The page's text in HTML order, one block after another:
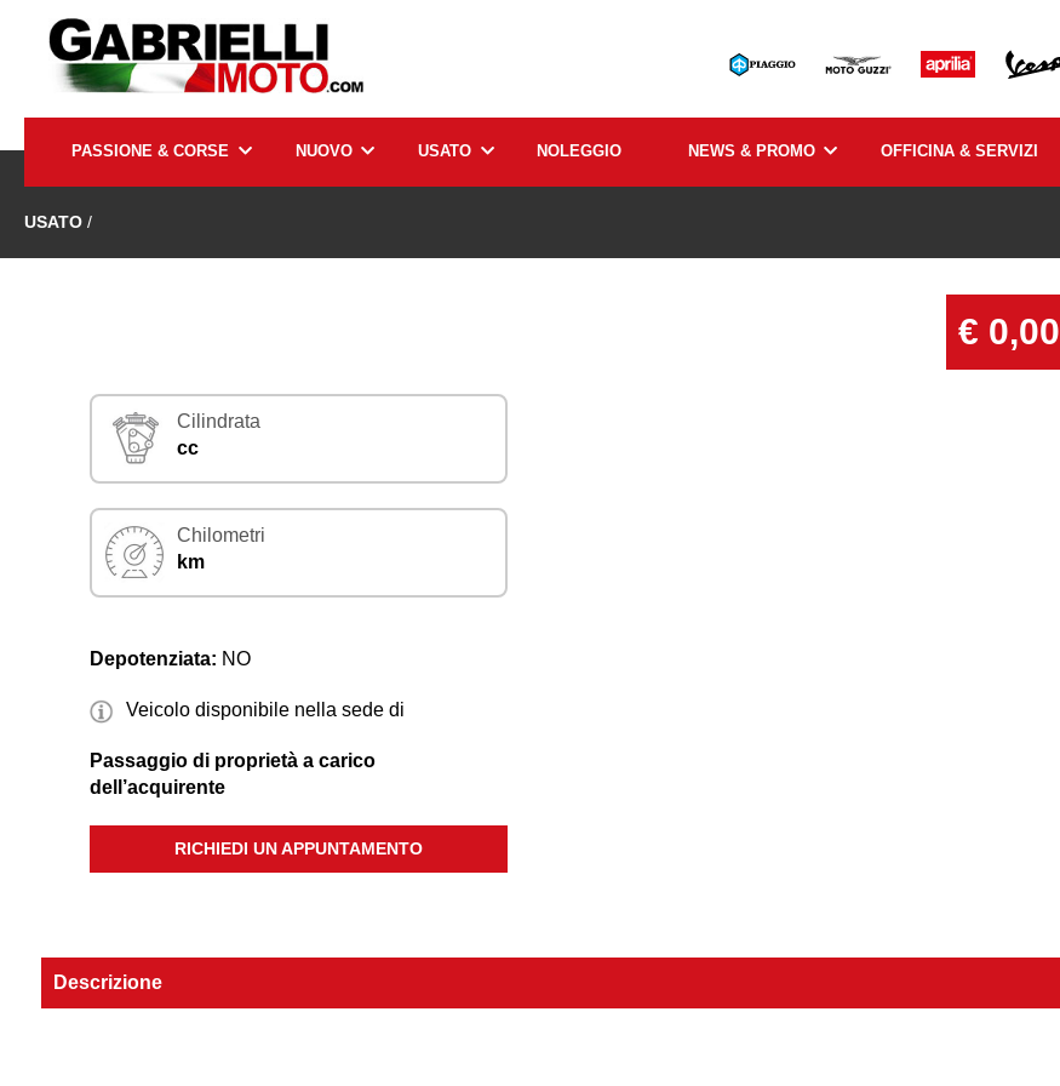
PASSIONE & CORSE NUOVO USATO NOLEGGIO NEWS & PROMO OFFICINA & SERVIZI
USATO /
€ 0,00
Cilindrata
cc
Chilometri
km
Depotenziata: NO
Veicolo disponibile nella sede di
Passaggio di proprietà a carico
dell’acquirente
RICHIEDI UN APPUNTAMENTO
Descrizione